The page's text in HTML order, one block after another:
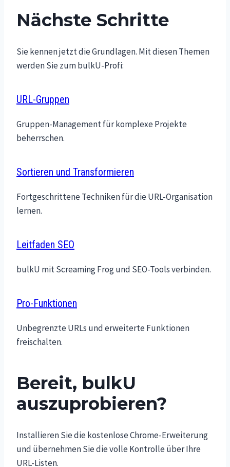
Nächste Schritte
Sie kennen jetzt die Grundlagen. Mit diesen Themen
werden Sie zum bulkU-Profi:
URL-Gruppen
Gruppen-Management für komplexe Projekte
beherrschen.
Sortieren und Transformieren
Fortgeschrittene Techniken für die URL-Organisation
lernen.
Leitfaden SEO
bulkU mit Screaming Frog und SEO-Tools verbinden.
Pro-Funktionen
Unbegrenzte URLs und erweiterte Funktionen
freischalten.
Bereit, bulkU
auszuprobieren?
Installieren Sie die kostenlose Chrome-Erweiterung
und übernehmen Sie die volle Kontrolle über Ihre
URL-Listen.